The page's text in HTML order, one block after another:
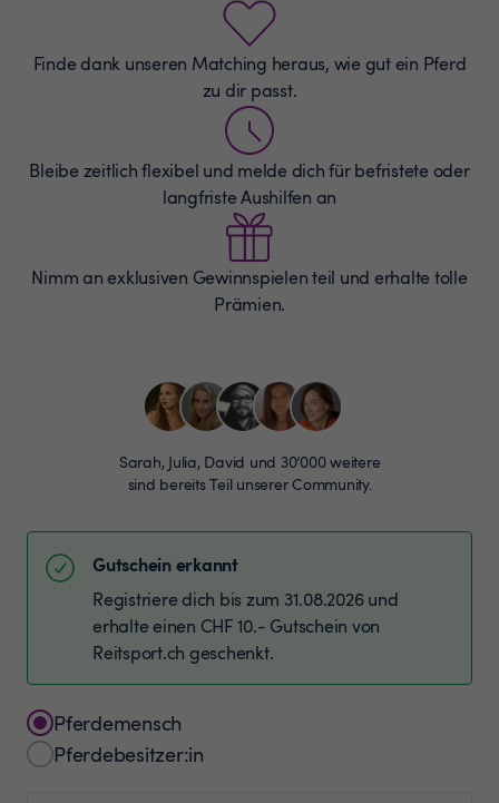
Finde dank unseren Matching heraus, wie gut ein Pferd
zu dir passt.
Bleibe zeitlich flexibel und melde dich für befristete oder
langfriste Aushilfen an
Nimm an exklusiven Gewinnspielen teil und erhalte tolle
Prämien.
Sarah, Julia, David und 30’000 weitere
sind bereits Teil unserer Community.
Gutschein erkannt
Registriere dich bis zum 31.08.2026 und
erhalte einen CHF 10.- Gutschein von
Reitsport.ch geschenkt.
Pferdemensch
Pferdebesitzer:in